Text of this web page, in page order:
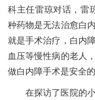
科主任雷琼对话，雷
种药物是无法治愈白
就是手术治疗，白内
血压等慢性病的老人
做白内障手术是安全
在探访了医院的